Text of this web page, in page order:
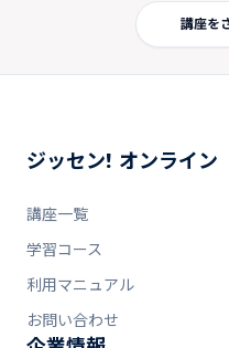
講座を
ジッセン! オンライン
講座一覧
学習コース
利用マニュアル
お問い合わせ